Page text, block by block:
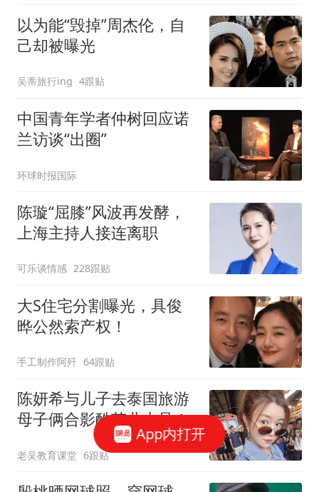
以为能“毁掉”周杰伦，自
己却被曝光
吴蒂旅行ing 4跟贴
中国青年学者仲树回应诺
兰访谈“出圈”
环球时报国际
陈璇“屈膝”风波再发酵，
上海主持人接连离职
可乐谈情感 228跟贴
大S住宅分割曝光，具俊
晔公然索产权！
手工制作阿歼 64跟贴
陈妍希与儿子去泰国旅游
母子俩合影酷范儿十足！
老吴教育课堂 6跟贴
App内打开